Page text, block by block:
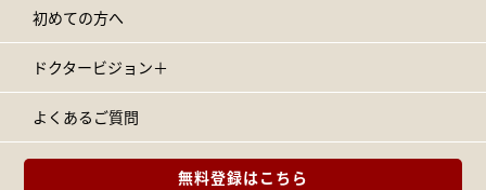
初めての方へ
ドクタービジョン＋
よくあるご質問
無料登録はこちら